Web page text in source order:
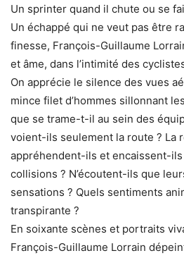
Un sprinter quand il chute ou se
Un échappé qui ne veut pas être
finesse, François-Guillaume
et âme, dans l’intimité des
On apprécie le silence des vues
mince filet d’hommes sillonnant
que se trame-t-il au sein des
voient-ils seulement la route ? La
appréhendent-ils et encaissent-
collisions ? N’écoutent-ils que
sensations ? Quels sentiments
transpirante ?
En soixante scènes et portraits
François-Guillaume Lorrain